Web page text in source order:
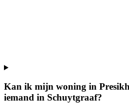
Kan ik mijn woning in
iemand in Schuytgraaf?